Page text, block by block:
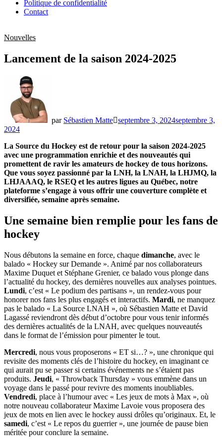
Politique de confidentialité
Contact
Nouvelles
Lancement de la saison 2024-2025
par Sébastien Matte septembre 3, 2024septembre 3,
2024
La Source du Hockey est de retour pour la saison 2024-2025
avec une programmation enrichie et des nouveautés qui
promettent de ravir les amateurs de hockey de tous horizons.
Que vous soyez passionné par la LNH, la LNAH, la LHJMQ, la
LHJAAAQ, le RSEQ et les autres ligues au Québec, notre
plateforme s’engage à vous offrir une couverture complète et
diversifiée, semaine après semaine.
Une semaine bien remplie pour les fans de
hockey
Nous débutons la semaine en force, chaque dimanche, avec le
balado « Hockey sur Demande ». Animé par nos collaborateurs
Maxime Duquet et Stéphane Grenier, ce balado vous plonge dans
l’actualité du hockey, des dernières nouvelles aux analyses pointues.
Lundi, c’est « Le podium des partisans », un rendez-vous pour
honorer nos fans les plus engagés et interactifs. Mardi, ne manquez
pas le balado « La Source LNAH », où Sébastien Matte et David
Lagassé reviendront dès début d’octobre pour vous tenir informés
des dernières actualités de la LNAH, avec quelques nouveautés
dans le format de l’émission pour pimenter le tout.
Mercredi, nous vous proposerons « ET si…? », une chronique qui
revisite des moments clés de l’histoire du hockey, en imaginant ce
qui aurait pu se passer si certains événements ne s’étaient pas
produits. Jeudi, « Throwback Thursday » vous emmène dans un
voyage dans le passé pour revivre des moments inoubliables.
Vendredi, place à l’humour avec « Les jeux de mots à Max », où
notre nouveau collaborateur Maxime Lavoie vous proposera des
jeux de mots en lien avec le hockey aussi drôles qu’originaux. Et, le
samedi, c’est « Le repos du guerrier », une journée de pause bien
méritée pour conclure la semaine.